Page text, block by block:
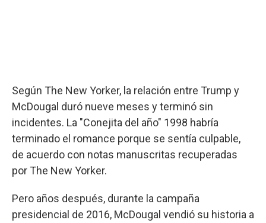
Según The New Yorker, la relación entre Trump y
McDougal duró nueve meses y terminó sin
incidentes. La "Conejita del año" 1998 habría
terminado el romance porque se sentía culpable,
de acuerdo con notas manuscritas recuperadas
por The New Yorker.
Pero años después, durante la campaña
presidencial de 2016, McDougal vendió su historia a